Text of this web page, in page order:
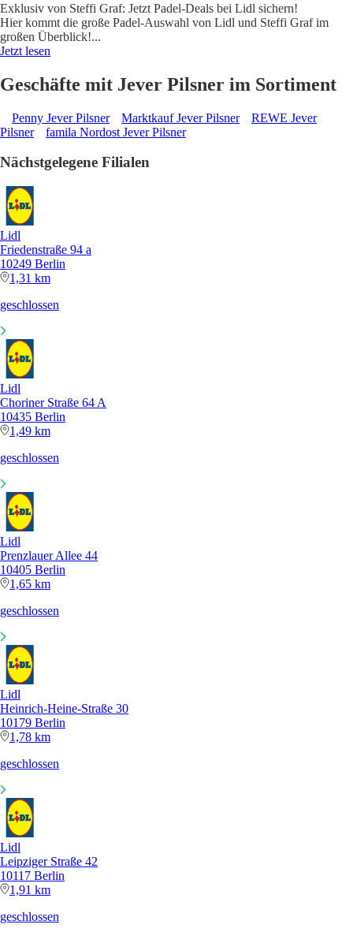
Exklusiv von Steffi Graf: Jetzt Padel-Deals bei Lidl sichern!
Hier kommt die große Padel-Auswahl von Lidl und Steffi Graf im
großen Überblick!...
Jetzt lesen
Geschäfte mit Jever Pilsner im Sortiment
Penny Jever Pilsner Marktkauf Jever Pilsner
REWE Jever
Pilsner
famila Nordost Jever Pilsner
Nächstgelegene Filialen
Lidl
Friedenstraße 94 a
10249 Berlin
1,31 km
geschlossen
Lidl
Choriner Straße 64 A
10435 Berlin
1,49 km
geschlossen
Lidl
Prenzlauer Allee 44
10405 Berlin
1,65 km
geschlossen
Lidl
Heinrich-Heine-Straße 30
10179 Berlin
1,78 km
geschlossen
Lidl
Leipziger Straße 42
10117 Berlin
1,91 km
geschlossen